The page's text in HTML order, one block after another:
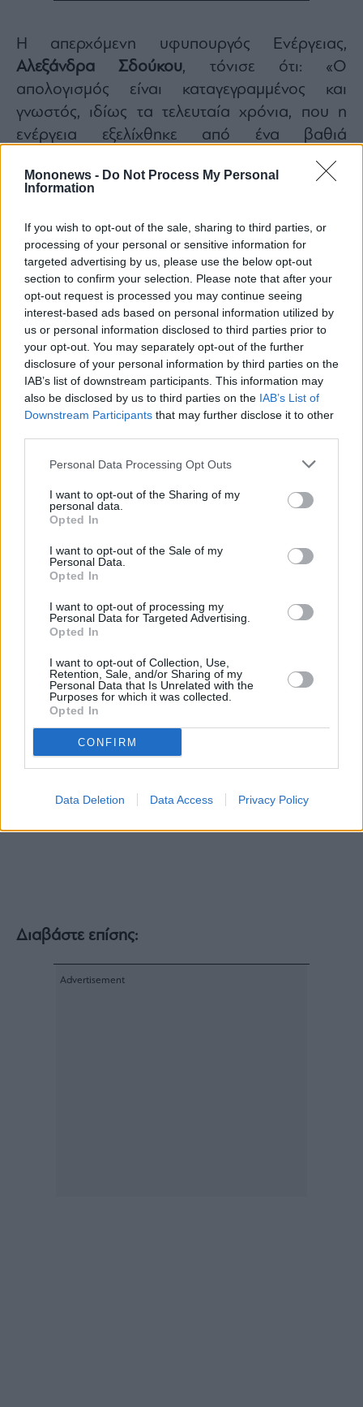
Mononews - Do Not Process My Personal
Information
If you wish to opt-out of the sale, sharing to third parties, or
processing of your personal or sensitive information for
targeted advertising by us, please use the below opt-out
section to confirm your selection. Please note that after your
opt-out request is processed you may continue seeing
interest-based ads based on personal information utilized by
us or personal information disclosed to third parties prior to
your opt-out. You may separately opt-out of the further
disclosure of your personal information by third parties on the
IAB’s list of downstream participants. This information may
also be disclosed by us to third parties on the IAB’s List of
Downstream Participants that may further disclose it to other
Personal Data Processing Opt Outs
I want to opt-out of the Sharing of my
personal data.
Opted In
I want to opt-out of the Sale of my
Personal Data.
Opted In
I want to opt-out of processing my
Personal Data for Targeted Advertising.
Opted In
I want to opt-out of Collection, Use,
Retention, Sale, and/or Sharing of my
Personal Data that Is Unrelated with the
Purposes for which it was collected.
Opted In
CONFIRM
Data Deletion Data Access Privacy Policy
Η απερχόμενη υφυπουργός Ενέργειας,
Αλεξάνδρα Σδούκου, τόνισε ότι: «Ο
απολογισμός είναι καταγεγραμμένος και
γνωστός, ιδίως τα τελευταία χρόνια, που η
ενέργεια εξελίχθηκε από ένα βαθιά
τεχνοκρατικό σε ένα ζήτημα πρώτης γραμμής»,
ιδιαίτερα κατά την περίοδο της πενταετούς
υφυπουργός, κάνοντας λόγο για πλήθος
“ρεκόρ”, αποτελεσμάτων και μεταρρυθμίσεων.
Ευχαρίστησε τον πρωθυπουργό για την
εμπιστοσύνη, όλους τους υπουργούς, τους
υφυπουργούς και τους γενικούς γραμματείς,
με τους οποίους συνεργάστηκε αλλά και τους
συνεργάτες και τα στελέχη του Υπουργείου,
ενώ καλωσόρισε εγκάρδια τη νέα πολιτική
ηγεσία του ΥΠΕΝ.
, ευχαρίστησε κι αυτός απ’ την πλευρά
του τον πρωθυπουργό για την εμπιστοσύνη
και τους συναδέλφους του για την
συνεργασία. Όπως ανέφερε χαρακτηριστικά,
τα θέματα είναι πολλά και μεγάλα, επεσήμανε
απαιτήσεις σεμνά και αποτελεσματικά»,
δίνοντας έμφαση στη μεγάλη εθνική
πολεοδομική και χωροταξική μεταρρύθμιση
που βρίσκεται σε εξέλιξη και καλωσόρισε τη
νέα πολιτική ηγεσία του ΥΠΕΝ.
Διαβάστε επίσης: